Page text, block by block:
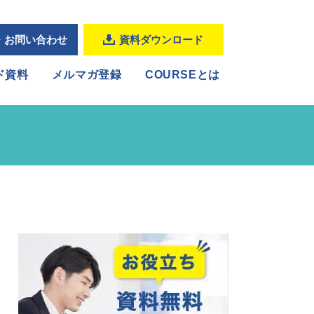
お問い合わせ 資料ダウンロード
資料 メルマガ登録 COURSEとは